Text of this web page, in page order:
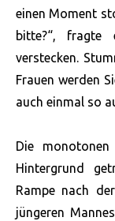
einen Moment
bitte?“, fragte
verstecken.
Frauen werden
auch einmal so
Die
Hintergrund
Rampe nach
jüngeren